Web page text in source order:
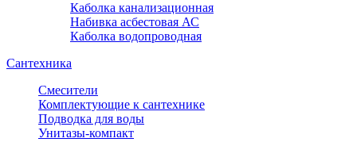
Каболка канализационная
Набивка асбестовая АС
Каболка водопроводная
Сантехника
Смесители
Комплектующие к сантехнике
Подводка для воды
Унитазы-компакт